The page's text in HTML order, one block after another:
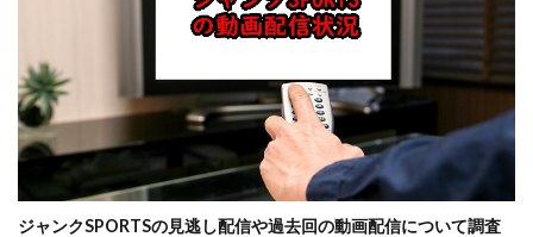
ジャンクSPORTSの見逃し配信や過去回の動画配信について調査